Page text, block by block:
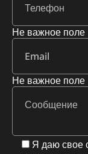
Не важное поле
Не важное поле
Я даю свое